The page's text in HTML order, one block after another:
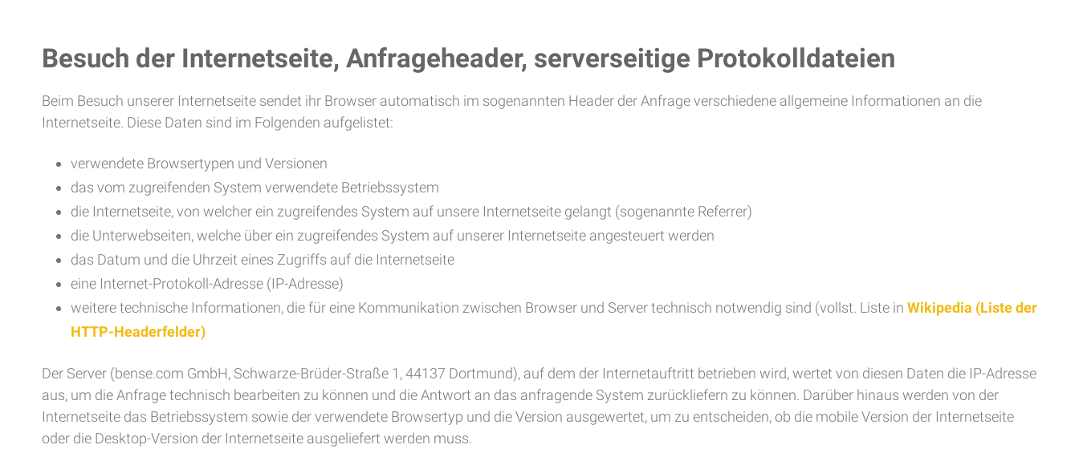
Besuch der Internetseite, Anfrageheader, serverseitige Protokolldateien
Beim Besuch unserer Internetseite sendet ihr Browser automatisch im sogenannten Header der Anfrage verschiedene allgemeine Informationen an die
Internetseite. Diese Daten sind im Folgenden aufgelistet:
verwendete Browsertypen und Versionen
das vom zugreifenden System verwendete Betriebssystem
die Internetseite, von welcher ein zugreifendes System auf unsere Internetseite gelangt (sogenannte Referrer)
die Unterwebseiten, welche über ein zugreifendes System auf unserer Internetseite angesteuert werden
das Datum und die Uhrzeit eines Zugriffs auf die Internetseite
eine Internet-Protokoll-Adresse (IP-Adresse)
weitere technische Informationen, die für eine Kommunikation zwischen Browser und Server technisch notwendig sind (vollst. Liste in Wikipedia (Liste der
HTTP-Headerfelder)
Der Server (bense.com GmbH, Schwarze-Brüder-Straße 1, 44137 Dortmund), auf dem der Internetauftritt betrieben wird, wertet von diesen Daten die IP-Adresse
aus, um die Anfrage technisch bearbeiten zu können und die Antwort an das anfragende System zurückliefern zu können. Darüber hinaus werden von der
Internetseite das Betriebssystem sowie der verwendete Browsertyp und die Version ausgewertet, um zu entscheiden, ob die mobile Version der Internetseite
oder die Desktop-Version der Internetseite ausgeliefert werden muss.